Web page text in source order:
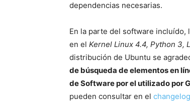
dependencias necesarias.
En la parte del software
en el Kernel Linux 4.4, Python 3,
distribución de Ubuntu se
de búsqueda de elementos en
de Software por el utilizado por
pueden consultar en el changelog